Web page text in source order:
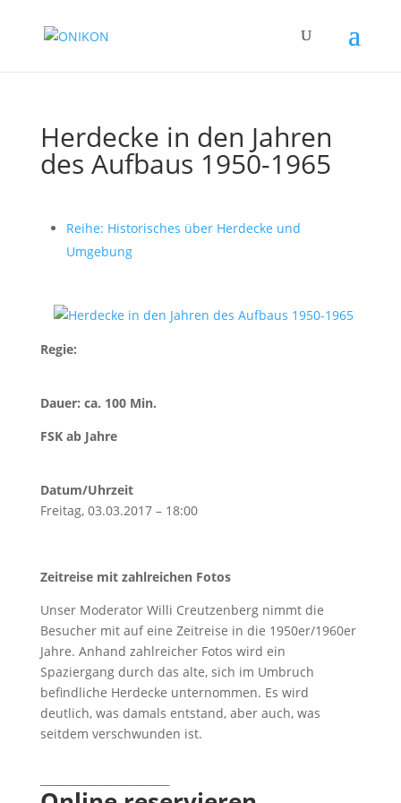
Herdecke in den Jahren
des Aufbaus 1950-1965
Reihe: Historisches über Herdecke und
Umgebung
Regie:
Dauer: ca. 100 Min.
FSK ab Jahre
Datum/Uhrzeit
Freitag, 03.03.2017 – 18:00
Zeitreise mit zahlreichen Fotos
Unser Moderator Willi Creutzenberg nimmt die
Besucher mit auf eine Zeitreise in die 1950er/1960er
Jahre. Anhand zahlreicher Fotos wird ein
Spaziergang durch das alte, sich im Umbruch
befindliche Herdecke unternommen. Es wird
deutlich, was damals entstand, aber auch, was
seitdem verschwunden ist.